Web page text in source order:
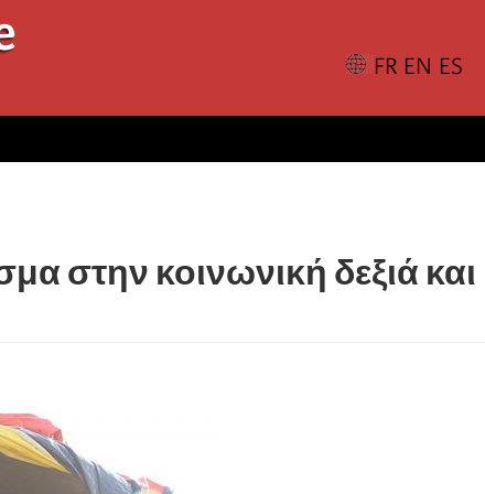
στην κοινωνική δεξιά και